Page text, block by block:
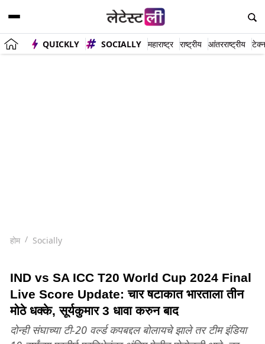
QUICKLY SOCIALLY महाराष्ट्र राष्ट्रीय आंतरराष्ट्रीय
होम Socially
IND vs SA ICC T20 World Cup 2024 Final
Live Score Update: चार षटाकात भारताला तीन
मोठे धक्के, सूर्यकुमार 3 धावा करुन बाद
दोन्ही संघाच्या टी-20 वर्ल्ड कपबद्दल बोलायचे झाले तर टीम इंडिया